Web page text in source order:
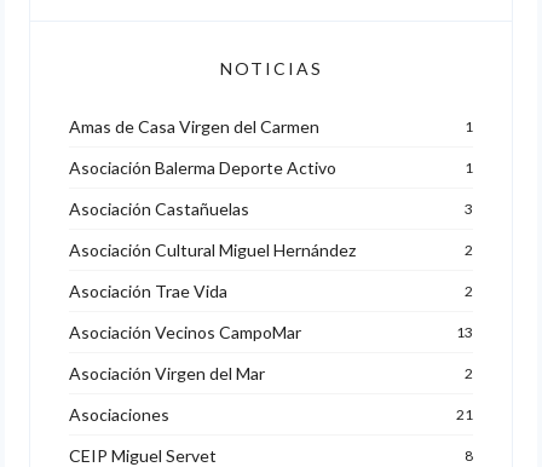
NOTICIAS
Amas de Casa Virgen del Carmen 1
Asociación Balerma Deporte Activo 1
Asociación Castañuelas 3
Asociación Cultural Miguel Hernández 2
Asociación Trae Vida 2
Asociación Vecinos CampoMar 13
Asociación Virgen del Mar 2
Asociaciones 21
CEIP Miguel Servet 8